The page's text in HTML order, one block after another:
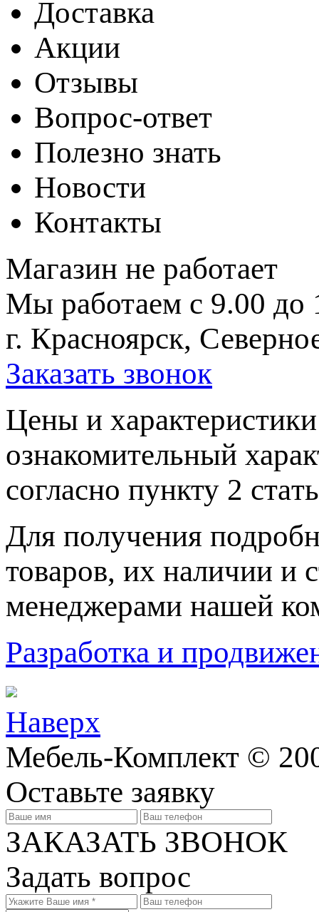
Доставка
Акции
Отзывы
Вопрос-ответ
Полезно знать
Новости
Контакты
Магазин не работает
Мы работаем с 9.00 до
г. Красноярск,
Заказать звонок
Цeны и
ознакомительный
согласно пункту 2
Для пoлучения
товaров, их нaличии и
менеджерами нашей
Разработка и
Наверх
Мебель-Комплект ©
Оставьте заявку
ЗАКАЗАТЬ ЗВОНОК
Задать вопрос